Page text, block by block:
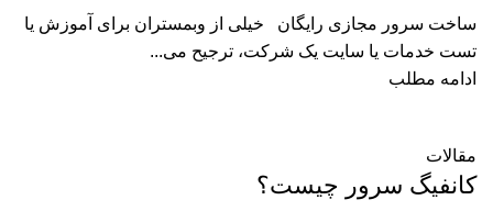
ساخت سرور مجازی رایگان خیلی از وبمستران برای آموزش یا
تست خدمات یا سایت یک شرکت، ترجیح می...
ادامه مطلب
مقالات
کانفیگ سرور چیست؟